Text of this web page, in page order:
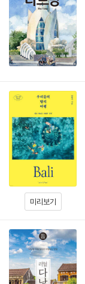
미리보기